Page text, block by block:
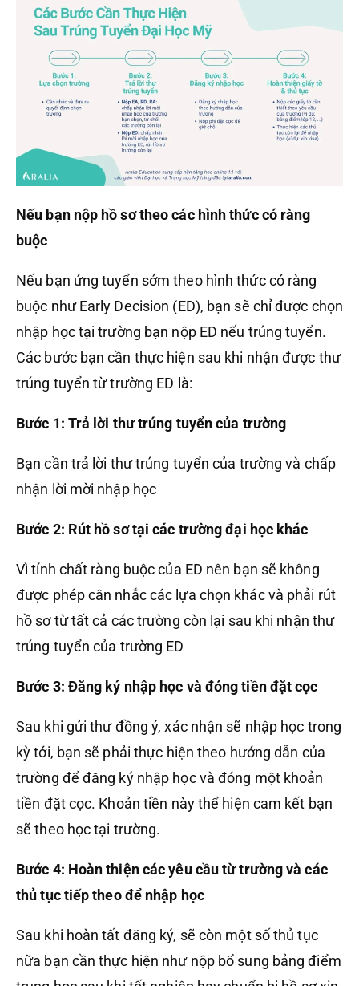
Nếu bạn nộp hồ sơ theo các hình thức có ràng
buộc
Nếu bạn ứng tuyển sớm theo hình thức có ràng
buộc như Early Decision (ED), bạn sẽ chỉ được chọn
nhập học tại trường bạn nộp ED nếu trúng tuyển.
Các bước bạn cần thực hiện sau khi nhận được thư
trúng tuyển từ trường ED là:
Bước 1: Trả lời thư trúng tuyển của trường
Bạn cần trả lời thư trúng tuyển của trường và chấp
nhận lời mời nhập học
Bước 2: Rút hồ sơ tại các trường đại học khác
Vì tính chất ràng buộc của ED nên bạn sẽ không
được phép cân nhắc các lựa chọn khác và phải rút
hồ sơ từ tất cả các trường còn lại sau khi nhận thư
trúng tuyển của trường ED
Bước 3: Đăng ký nhập học và đóng tiền đặt cọc
Sau khi gửi thư đồng ý, xác nhận sẽ nhập học trong
kỳ tới, bạn sẽ phải thực hiện theo hướng dẫn của
trường để đăng ký nhập học và đóng một khoản
tiền đặt cọc. Khoản tiền này thể hiện cam kết bạn
sẽ theo học tại trường.
Bước 4: Hoàn thiện các yêu cầu từ trường và các
thủ tục tiếp theo để nhập học
Sau khi hoàn tất đăng ký, sẽ còn một số thủ tục
nữa bạn cần thực hiện như nộp bổ sung bảng điểm